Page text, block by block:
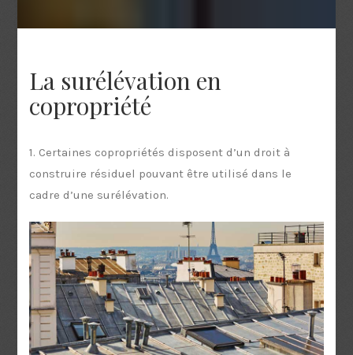
La surélévation en
copropriété
1. Certaines copropriétés disposent d’un droit à
construire résiduel pouvant être utilisé dans le
cadre d’une surélévation.